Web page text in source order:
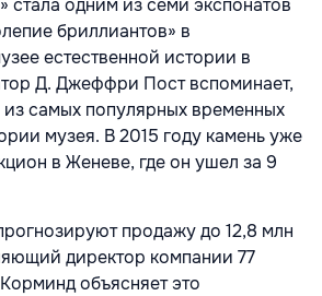
стала одним из семи экспонатов
бриллиантов» в
естественной истории в
Д. Джеффри Пост вспоминает,
из самых популярных временных
музея. В 2015 году камень уже
в Женеве, где он ушел за 9
продажу до 12,8 млн
директор компании 77
объясняет это